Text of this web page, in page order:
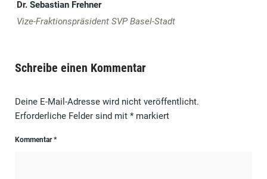
Dr. Sebastian Frehner
Vize-Fraktionspräsident SVP Basel-Stadt
Schreibe einen Kommentar
Deine E-Mail-Adresse wird nicht veröffentlicht.
Erforderliche Felder sind mit *markiert
Kommentar*